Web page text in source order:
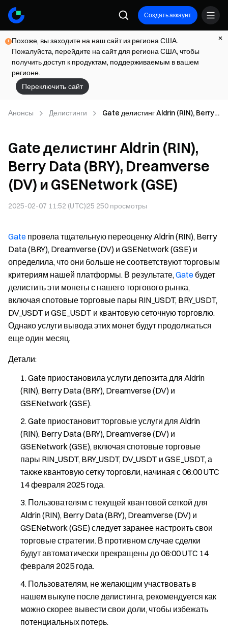
Создать аккаунт
Похоже, вы заходите на наш сайт из региона США.
Пожалуйста, перейдите на сайт для региона США, чтобы
получить доступ к продуктам, поддерживаемым в вашем
регионе.
Переключить сайт
Анонсы Делистинги
Gate делистинг Aldrin (RIN), Berry
Gate делистинг Aldrin (RIN),
Berry Data (BRY), Dreamverse
(DV) и GSENetwork (GSE)
2025-02-07 11:52 (UTC)25 250 просмотры
Gate провела тщательную переоценку Aldrin (RIN), Berry
Data (BRY), Dreamverse (DV) и GSENetwork (GSE) и
определила, что они больше не соответствуют торговым
критериям нашей платформы. В результате,Gate будет
делистить эти монеты с нашего торгового рынка,
включая спотовые торговые пары RIN_USDT, BRY_USDT,
DV_USDT и GSE_USDT и квантовую сеточную торговлю.
Однако услуги вывода этих монет будут продолжаться
еще один месяц.
Детали:
Gate приостановила услуги депозита для Aldrin
(RIN), Berry Data (BRY), Dreamverse (DV) и
GSENetwork (GSE).
Gate приостановит торговые услуги для Aldrin
(RIN), Berry Data (BRY), Dreamverse (DV) и
GSENetwork (GSE), включая спотовые торговые
пары RIN_USDT, BRY_USDT, DV_USDT и GSE_USDT, а
также квантовую сетку торговли, начиная с 06:00 UTC
14 февраля 2025 года.
Пользователям с текущей квантовой сеткой для
Aldrin (RIN), Berry Data (BRY), Dreamverse (DV) и
GSENetwork (GSE) следует заранее настроить свои
торговые стратегии. В противном случае сделки
будут автоматически прекращены до 06:00 UTC 14
февраля 2025 года.
Пользователям, не желающим участвовать в
нашем выкупе после делистинга, рекомендуется как
можно скорее вывести свои доли, чтобы избежать
потенциальных потерь.